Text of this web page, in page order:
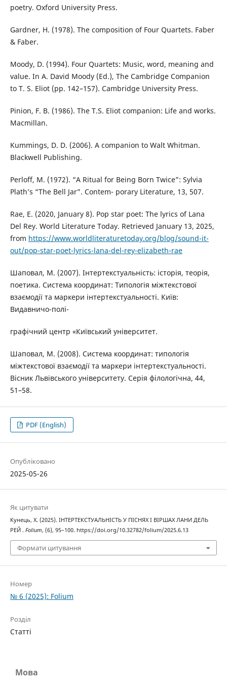
poetry. Oxford University Press.
Gardner, H. (1978). The composition of Four Quartets. Faber
& Faber.
Moody, D. (1994). Four Quartets: Music, word, meaning and
value. In A. David Moody (Ed.), The Cambridge Companion
to T. S. Eliot (pp. 142–157). Cambridge University Press.
Pinion, F. B. (1986). The T.S. Eliot companion: Life and works.
Macmillan.
Kummings, D. D. (2006). A companion to Walt Whitman.
Blackwell Publishing.
Perloff, M. (1972). “A Ritual for Being Born Twice”: Sylvia
Plath’s “The Bell Jar”. Contem- porary Literature, 13, 507.
Rae, E. (2020, January 8). Pop star poet: The lyrics of Lana
Del Rey. World Literature Today. Retrieved January 13, 2025,
from https://www.worldliteraturetoday.org/blog/sound-it-
out/pop-star-poet-lyrics-lana-del-rey-elizabeth-rae
Шаповал, М. (2007). Інтертекстуальність: історія, теорія,
поетика. Система координат: Типологія міжтекстової
взаємодії та маркери інтертекстуальності. Київ:
Видавничо-полі-
графічний центр «Київський університет.
Шаповал, М. (2008). Система координат: типологія
міжтекстової взаємодії та маркери інтертекстуальності.
Вісник Львівського університету. Серія філологічна, 44,
51–58.
PDF (English)
Опубліковано
2025-05-26
Як цитувати
Кунець, Х. (2025). ІНТЕРТЕКСТУАЛЬНІСТЬ У ПІСНЯХ І ВІРШАХ ЛАНИ ДЕЛЬ
РЕЙ . Folium, (6), 95–100. https://doi.org/10.32782/folium/2025.6.13
Формати цитування
Номер
№ 6 (2025): Folium
Розділ
Статті
Мова